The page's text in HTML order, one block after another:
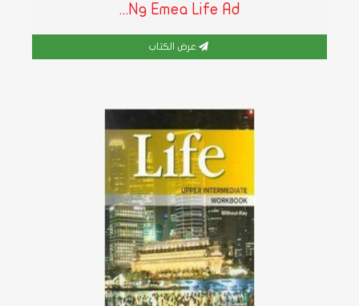
Ng Emea Life Ad...
عرض الكتاب